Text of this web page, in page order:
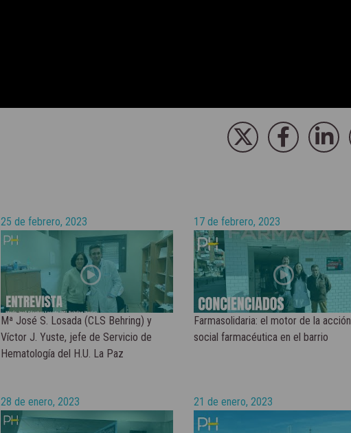
25 de febrero, 2023
Mª José S. Losada (CLS Behring) y
Víctor J. Yuste, jefe de Servicio de
Hematología del H.U. La Paz
17 de febrero, 2023
Farmasolidaria: el motor de la acción
social farmacéutica en el barrio
28 de enero, 2023 21 de enero, 2023